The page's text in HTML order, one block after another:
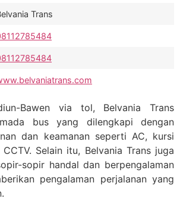
Trans
Bawen via tol, Belvania Trans
bus yang dilengkapi dengan
dan keamanan seperti AC, kursi
Selain itu, Belvania Trans juga
sopir handal dan berpengalaman
pengalaman perjalanan yang